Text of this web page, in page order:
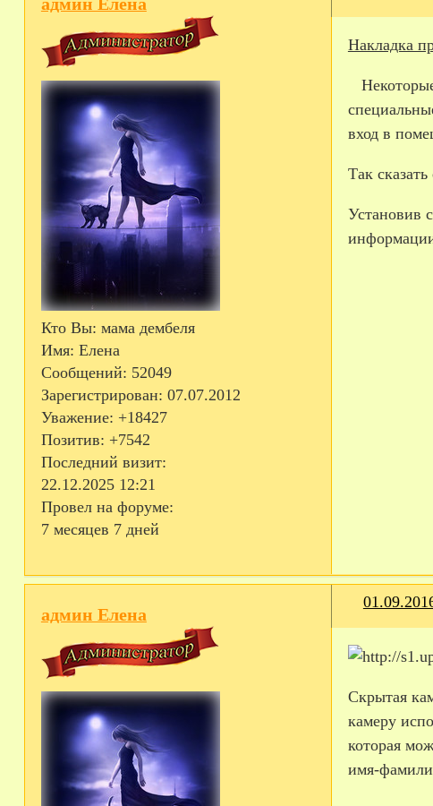
Кто Вы: мама дембеля
Имя: Елена
Сообщений: 52049
Зарегистрирован: 07.07.2012
Уважение: +18427
Позитив: +7542
Последний визит:
22.12.2025 12:21
Провел на форуме:
7 месяцев 7 дней
Накладка
вход в
Так
Установив
админ Елена
Скрытая
камеру
которая
имя-